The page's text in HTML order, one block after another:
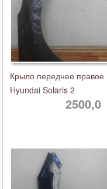
Крыло переднее правое
Hyundai Solaris 2
2500,0